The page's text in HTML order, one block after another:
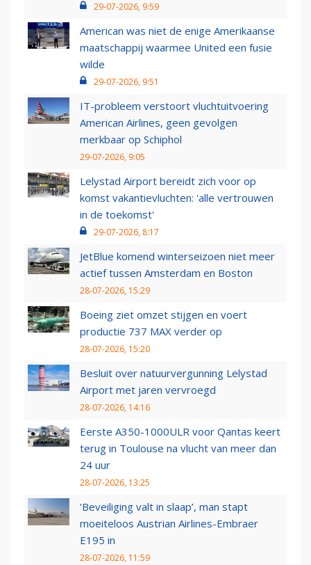
29-07-2026, 9:59
American was niet de enige Amerikaanse
maatschappij waarmee United een fusie
wilde
29-07-2026, 9:51
IT-probleem verstoort vluchtuitvoering
American Airlines, geen gevolgen
merkbaar op Schiphol
29-07-2026, 9:05
Lelystad Airport bereidt zich voor op
komst vakantievluchten: 'alle vertrouwen
in de toekomst'
29-07-2026, 8:17
JetBlue komend winterseizoen niet meer
actief tussen Amsterdam en Boston
28-07-2026, 15:29
Boeing ziet omzet stijgen en voert
productie 737 MAX verder op
28-07-2026, 15:20
Besluit over natuurvergunning Lelystad
Airport met jaren vervroegd
28-07-2026, 14:16
Eerste A350-1000ULR voor Qantas keert
terug in Toulouse na vlucht van meer dan
24 uur
28-07-2026, 13:25
‘Beveiliging valt in slaap’, man stapt
moeiteloos Austrian Airlines-Embraer
E195 in
28-07-2026, 11:59